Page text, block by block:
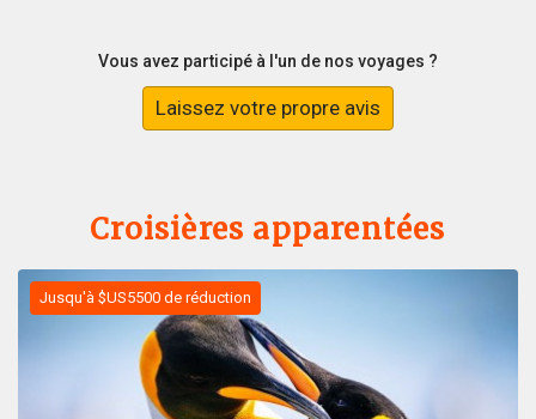
Vous avez participé à l'un de nos voyages ?
Laissez votre propre avis
Croisières apparentées
Jusqu'à $US5500 de réduction